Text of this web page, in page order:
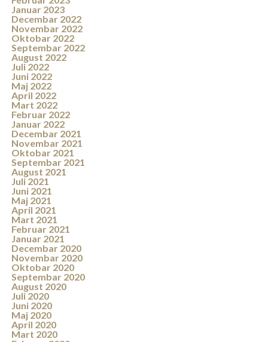
Januar 2023
Decembar 2022
Novembar 2022
Oktobar 2022
Septembar 2022
August 2022
Juli 2022
Juni 2022
Maj 2022
April 2022
Mart 2022
Februar 2022
Januar 2022
Decembar 2021
Novembar 2021
Oktobar 2021
Septembar 2021
August 2021
Juli 2021
Juni 2021
Maj 2021
April 2021
Mart 2021
Februar 2021
Januar 2021
Decembar 2020
Novembar 2020
Oktobar 2020
Septembar 2020
August 2020
Juli 2020
Juni 2020
Maj 2020
April 2020
Mart 2020